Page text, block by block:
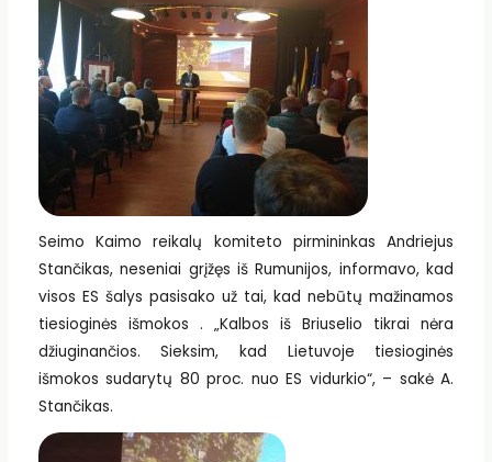
Seimo Kaimo reikalų komiteto pirmininkas Andriejus
Stančikas, neseniai grįžęs iš Rumunijos, informavo, kad
visos ES šalys pasisako už tai, kad nebūtų mažinamos
tiesioginės išmokos . „Kalbos iš Briuselio tikrai nėra
džiuginančios. Sieksim, kad Lietuvoje tiesioginės
išmokos sudarytų 80 proc. nuo ES vidurkio“, – sakė A.
Stančikas.